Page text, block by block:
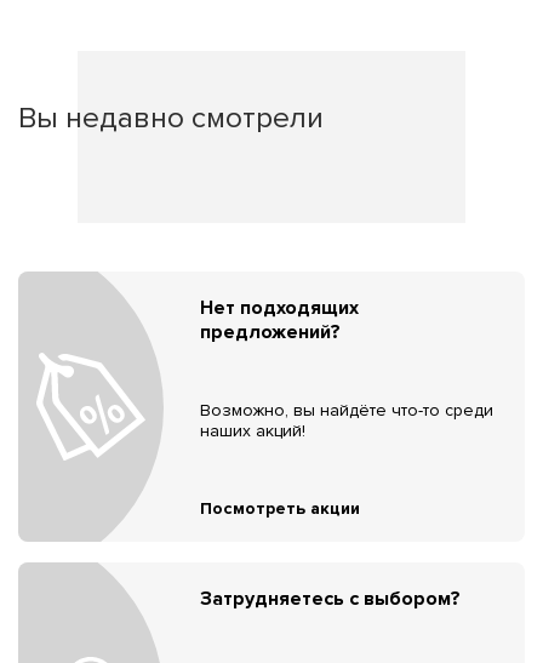
Вы недавно смотрели
Нет подходящих
предложений?
Возможно, вы найдёте что-то среди
наших акций!
Посмотреть акции
Затрудняетесь с выбором?